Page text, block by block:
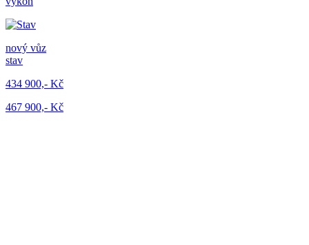
nový vůz
stav
434 900,- Kč
467 900,- Kč